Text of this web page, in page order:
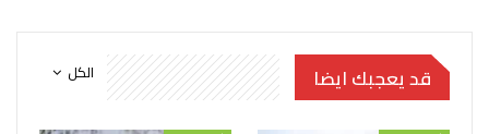
الكل قد يعجبك ايضا